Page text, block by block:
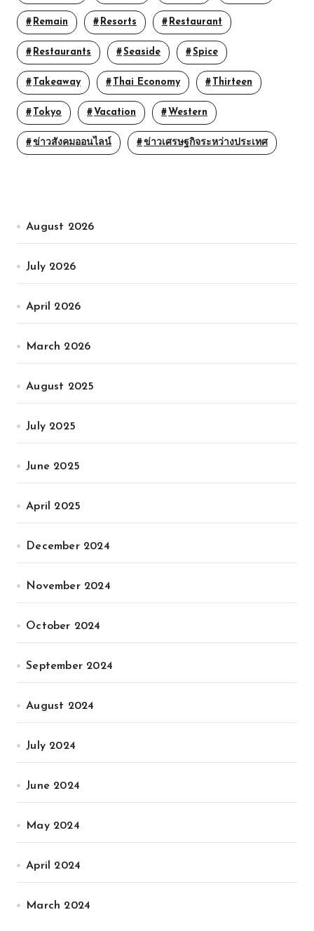
Remain Resorts Restaurant
Restaurants Seaside Spice
Takeaway Thai Economy Thirteen
Tokyo Vacation Western
ข่าวสังคมออนไลน์ ข่าวเศรษฐกิจระหว่างประเทศ
August 2026
July 2026
April 2026
March 2026
August 2025
July 2025
June 2025
April 2025
December 2024
November 2024
October 2024
September 2024
August 2024
July 2024
June 2024
May 2024
April 2024
March 2024